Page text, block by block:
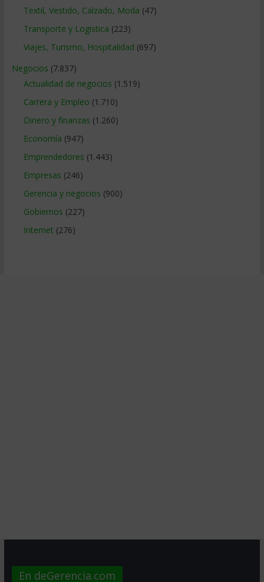
Textil, Vestido, Calzado, Moda (47)
Transporte y Logistica (223)
Viajes, Turismo, Hospitalidad (697)
Negocios (7.837)
Actualidad de negocios (1.519)
Carrera y Empleo (1.710)
Dinero y finanzas (1.260)
Economía (947)
Emprendedores (1.443)
Empresas (246)
Gerencia y negocios (900)
Gobiernos (227)
Internet (276)
En deGerencia.com